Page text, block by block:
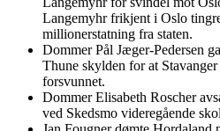
Langemyhr frikjent i Oslo
millionerstatning fra staten.
Dommer Pål Jæger-Pedersen
Thune skylden for at
forsvunnet.
Dommer Elisabeth Roscher
ved Skedsmo videregående